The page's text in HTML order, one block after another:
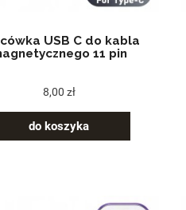
USB C do kabla
11 pin
8,00 zł
do koszyka